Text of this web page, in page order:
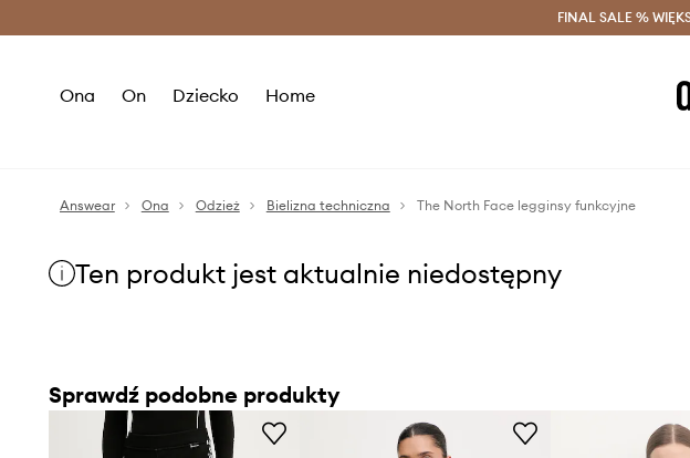
Oszczędzaj z Answear Club >
FINAL SALE %
Ona On Dziecko Home
Answear Ona Odzież Bielizna techniczna The North Face legginsy funkcyjne
Ten produkt jest aktualnie niedostępny
Sprawdź podobne produkty